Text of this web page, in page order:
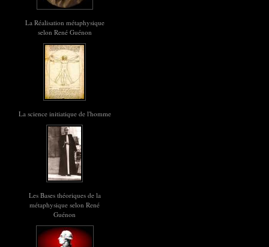
La Réalisation métaphysique
selon René Guénon
La science initiatique de l'homme
Les Bases théoriques de la
métaphysique selon René
Guénon